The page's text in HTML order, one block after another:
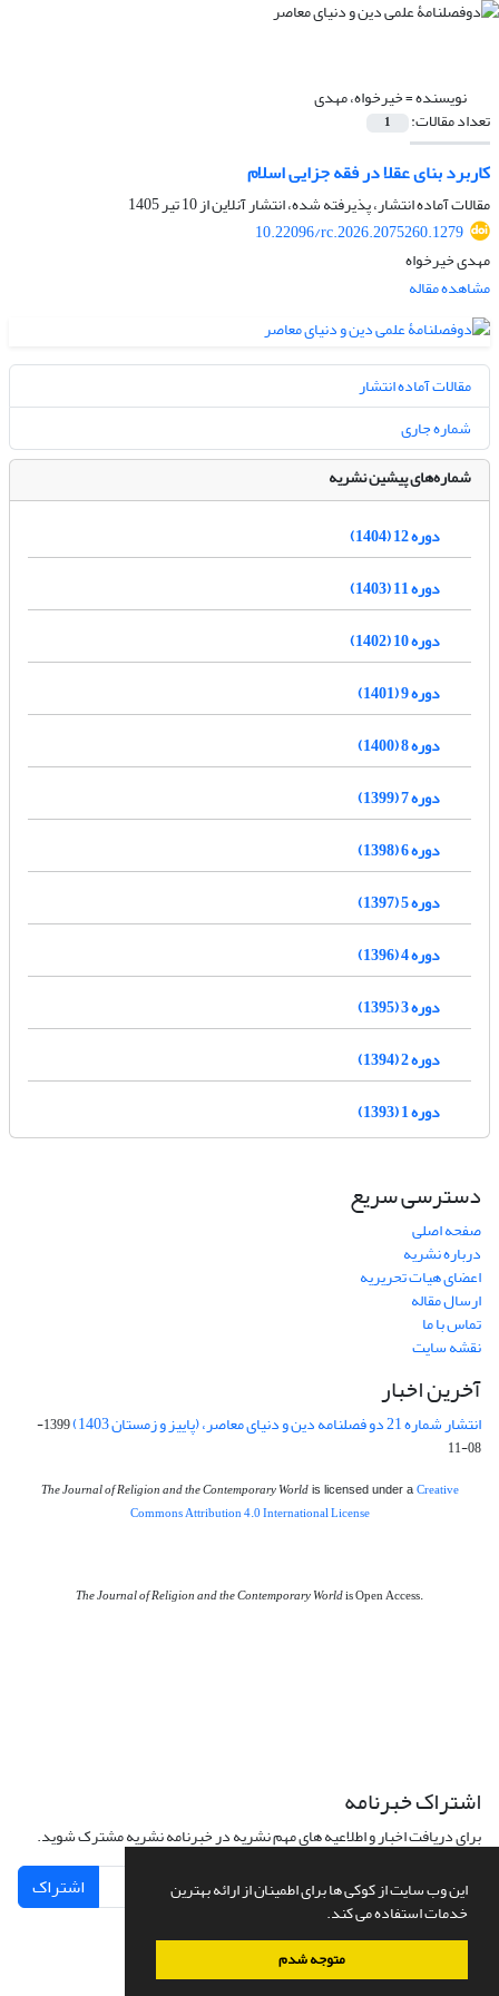
این وب سایت از کوکی ها برای اطمینان از ارائه بهترین
خدمات استفاده می کند.
متوجه شدم
نویسنده =خیرخواه، مهدی
تعداد مقالات: 1
کاربرد بنای عقلا در فقه جزایی اسلام
مقالات آماده انتشار، پذیرفته شده، انتشار آنلاین از10 تیر 1405
10.22096/rc.2026.2075260.1279
مهدی خیرخواه
مشاهده مقاله
مقالات آماده انتشار
شماره جاری
شماره‌های پیشین نشریه
دوره 12 (1404)
دوره 11 (1403)
دوره 10 (1402)
دوره 9 (1401)
دوره 8 (1400)
دوره 7 (1399)
دوره 6 (1398)
دوره 5 (1397)
دوره 4 (1396)
دوره 3 (1395)
دوره 2 (1394)
دوره 1 (1393)
دسترسی سریع
صفحه اصلی
درباره نشریه
اعضای هیات تحریریه
ارسال مقاله
تماس با ما
نقشه سایت
آخرین اخبار
انتشار شماره 21 دو فصلنامه دین و دنیای معاصر، (پاییز و زمستان 1403)
1399-
08-11
The Journal of Religion and the Contemporary Worldis licensed under a Creative
Commons Attribution 4.0 International License
The Journal of Religion and the Contemporary Worldis Open Access.
اشتراک خبرنامه
برای دریافت اخبار و اطلاعیه های مهم نشریه در خبرنامه نشریه مشترک شوید.
اشتراک
سامانه مدیریت نشریات علمی.طراحی و پیاده سازی ازسیناوب